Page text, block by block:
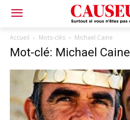
Accueil Mots-clés Michael Caine
Mot-clé: Michael Caine